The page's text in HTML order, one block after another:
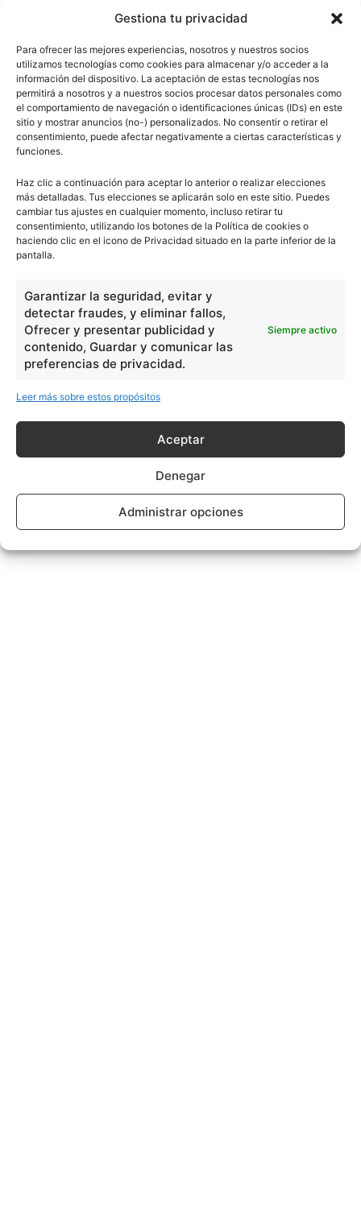
Gestiona tu privacidad
Para ofrecer las mejores experiencias, nosotros y nuestros socios
utilizamos tecnologías como cookies para almacenar y/o acceder a la
información del dispositivo. La aceptación de estas tecnologías nos
permitirá a nosotros y a nuestros socios procesar datos personales como
el comportamiento de navegación o identificaciones únicas (IDs) en este
sitio y mostrar anuncios (no-) personalizados. No consentir o retirar el
consentimiento, puede afectar negativamente a ciertas características y
funciones.
Haz clic a continuación para aceptar lo anterior o realizar elecciones
más detalladas. Tus elecciones se aplicarán solo en este sitio. Puedes
cambiar tus ajustes en cualquier momento, incluso retirar tu
consentimiento, utilizando los botones de la Política de cookies o
haciendo clic en el icono de Privacidad situado en la parte inferior de la
pantalla.
Garantizar la seguridad, evitar y
detectar fraudes, y eliminar fallos,
Ofrecer y presentar publicidad y
contenido, Guardar y comunicar las
preferencias de privacidad.
Siempre activo
Leer más sobre estos propósitos
Aceptar
Denegar
Administrar opciones
- Publicidad -